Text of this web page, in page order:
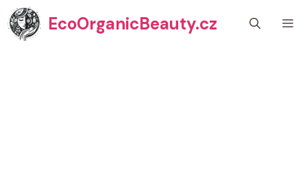
Přeskočit
na
obsah
EcoOrganicBeauty.cz